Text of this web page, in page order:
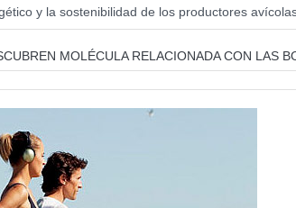
de los productores avícolas
MOLÉCULA RELACIONADA CON LAS